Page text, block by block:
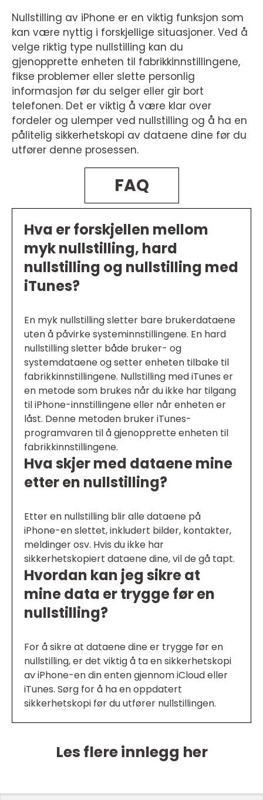
Nullstilling av iPhone er en viktig funksjon som
kan være nyttig i forskjellige situasjoner. Ved å
velge riktig type nullstilling kan du
gjenopprette enheten til fabrikkinnstillingene,
fikse problemer eller slette personlig
informasjon før du selger eller gir bort
telefonen. Det er viktig å være klar over
fordeler og ulemper ved nullstilling og å ha en
pålitelig sikkerhetskopi av dataene dine før du
utfører denne prosessen.
FAQ
Hva er forskjellen mellom
myk nullstilling, hard
nullstilling og nullstilling med
iTunes?
En myk nullstilling sletter bare brukerdataene
uten å påvirke systeminnstillingene. En hard
nullstilling sletter både bruker- og
systemdataene og setter enheten tilbake til
fabrikkinnstillingene. Nullstilling med iTunes er
en metode som brukes når du ikke har tilgang
til iPhone-innstillingene eller når enheten er
låst. Denne metoden bruker iTunes-
programvaren til å gjenopprette enheten til
fabrikkinnstillingene.
Hva skjer med dataene mine
etter en nullstilling?
Etter en nullstilling blir alle dataene på
iPhone-en slettet, inkludert bilder, kontakter,
meldinger osv. Hvis du ikke har
sikkerhetskopiert dataene dine, vil de gå tapt.
Hvordan kan jeg sikre at
mine data er trygge før en
nullstilling?
For å sikre at dataene dine er trygge før en
nullstilling, er det viktig å ta en sikkerhetskopi
av iPhone-en din enten gjennom iCloud eller
iTunes. Sørg for å ha en oppdatert
sikkerhetskopi før du utfører nullstillingen.
Les flere innlegg her